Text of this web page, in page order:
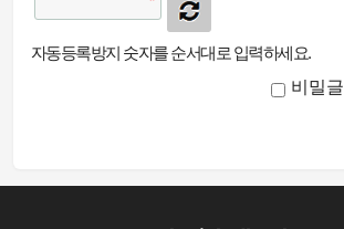
자동등록방지 숫자를 순서대로 입력하세요.
비밀글